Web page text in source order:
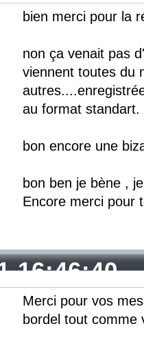
bien merci pour la
non ça venait pas
viennent toutes du
au format standart.
bon encore une
bon ben je bène ,
Encore merci pour
16:46:40
Merci pour vos
bordel tout comme